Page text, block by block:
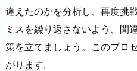
違えたのかを分析し、再度挑
ミスを繰り返さないよう、間
策を立てましょう。 このプロ
がります。